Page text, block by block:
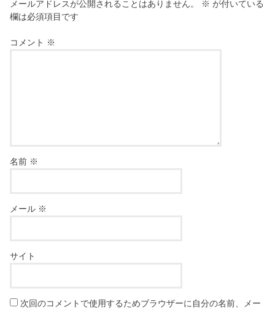
メールアドレスが公開されることはありません。 ※ が付いている
欄は必須項目です
コメント ※
名前 ※
メール ※
サイト
次回のコメントで使用するためブラウザーに自分の名前、メー